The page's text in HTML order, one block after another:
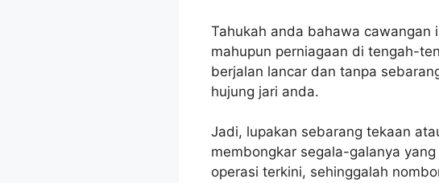
Tahukah anda bahawa cawangan
mahupun perniagaan di tengah-
berjalan lancar dan tanpa
hujung jari anda.
Jadi, lupakan sebarang tekaan
membongkar segala-galanya
operasi terkini, sehinggalah